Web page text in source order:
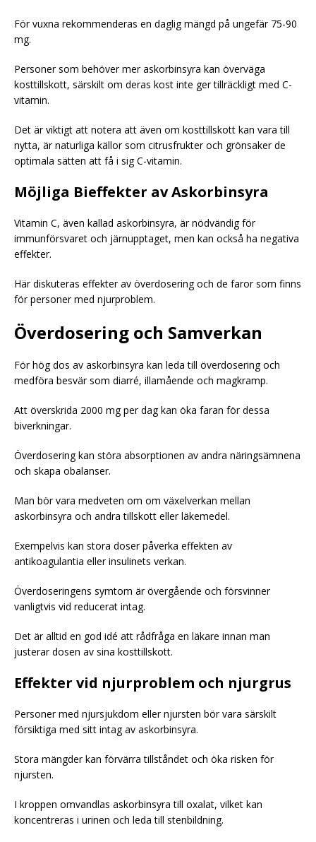
För vuxna rekommenderas en daglig mängd på ungefär 75-90
mg.
Personer som behöver mer askorbinsyra kan överväga
kosttillskott, särskilt om deras kost inte ger tillräckligt med C-
vitamin.
Det är viktigt att notera att även om kosttillskott kan vara till
nytta, är naturliga källor som citrusfrukter och grönsaker de
optimala sätten att få i sig C-vitamin.
Möjliga Bieffekter av Askorbinsyra
Vitamin C, även kallad askorbinsyra, är nödvändig för
immunförsvaret och järnupptaget, men kan också ha negativa
effekter.
Här diskuteras effekter av överdosering och de faror som finns
för personer med njurproblem.
Överdosering och Samverkan
För hög dos av askorbinsyra kan leda till överdosering och
medföra besvär som diarré, illamående och magkramp.
Att överskrida 2000 mg per dag kan öka faran för dessa
biverkningar.
Överdosering kan störa absorptionen av andra näringsämnena
och skapa obalanser.
Man bör vara medveten om om växelverkan mellan
askorbinsyra och andra tillskott eller läkemedel.
Exempelvis kan stora doser påverka effekten av
antikoagulantia eller insulinets verkan.
Överdoseringens symtom är övergående och försvinner
vanligtvis vid reducerat intag.
Det är alltid en god idé att rådfråga en läkare innan man
justerar dosen av sina kosttillskott.
Effekter vid njurproblem och njurgrus
Personer med njursjukdom eller njursten bör vara särskilt
försiktiga med sitt intag av askorbinsyra.
Stora mängder kan förvärra tillståndet och öka risken för
njursten.
I kroppen omvandlas askorbinsyra till oxalat, vilket kan
koncentreras i urinen och leda till stenbildning.